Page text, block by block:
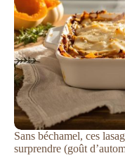
Sans béchamel, ces
surprendre (goût